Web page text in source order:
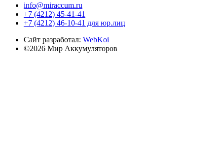
info@miraccum.ru
+7 (4212) 45-41-41
+7 (4212) 46-10-41 для юр.лиц
Сайт разработал: WebKoi
©2026 Мир Аккумуляторов